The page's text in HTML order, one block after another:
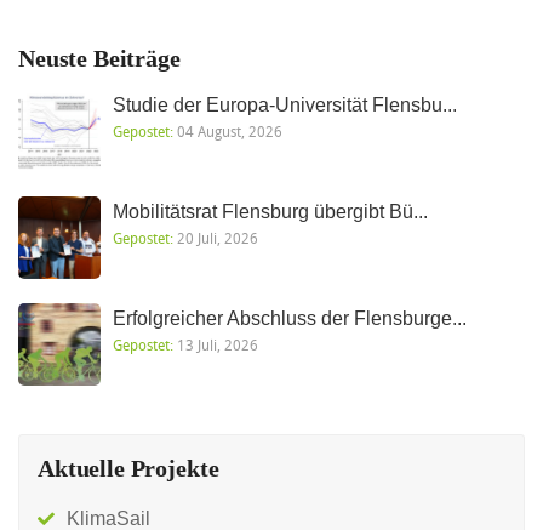
Neuste Beiträge
Studie der Europa-Universität Flensbu...
Gepostet:04 August, 2026
Mobilitätsrat Flensburg übergibt Bü...
Gepostet: 20 Juli, 2026
Erfolgreicher Abschluss der Flensburge...
Gepostet: 13 Juli, 2026
Aktuelle Projekte
KlimaSail